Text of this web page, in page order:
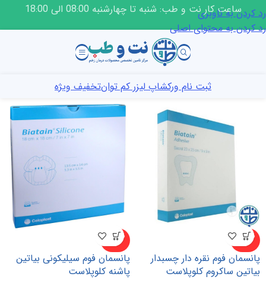
رد کردن به ناوبری
رد کردن به محتوای اصلی
ساعت کار نت و طب: شنبه تا چهارشنبه 08:00 الی 18:00
ثبت نام ورکشاپ لیزر کم توانتخفیف ویژه
ناموجو
د
پانسمان فوم نقره دار چسبدار
بیاتین ساکروم کلوپلاست
ناموجو
د
پانسمان فوم سیلیکونی بیاتین
پاشنه کلوپلاست